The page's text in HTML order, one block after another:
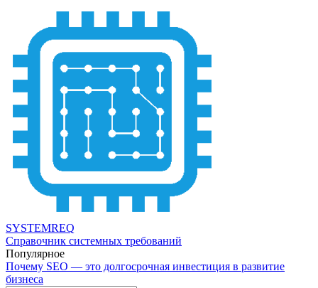
SYSTEMREQ
Справочник системных требований
Популярное
Почему SEO — это долгосрочная инвестиция в развитие
бизнеса